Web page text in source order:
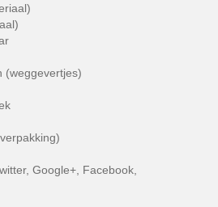
(weggevertjes)
Google+, Facebook,